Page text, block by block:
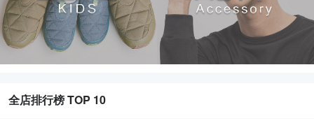
全店排行榜 TOP 10